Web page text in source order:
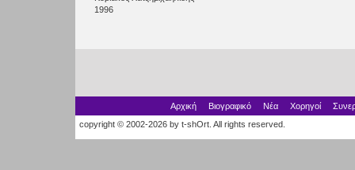
1996
Αρχική Βιογραφικό Νέα Χορηγοί
copyright © 2002-2026 by t-shOrt. All rights reserved.